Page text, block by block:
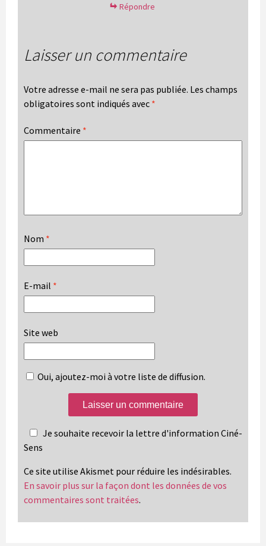
Répondre
Laisser un commentaire
Votre adresse e-mail ne sera pas publiée. Les champs
obligatoires sont indiqués avec *
Commentaire *
Nom *
E-mail *
Site web
Oui, ajoutez-moi à votre liste de diffusion.
Je souhaite recevoir la lettre d'information Ciné-
Sens
Ce site utilise Akismet pour réduire les indésirables.
En savoir plus sur la façon dont les données de vos
commentaires sont traitées.